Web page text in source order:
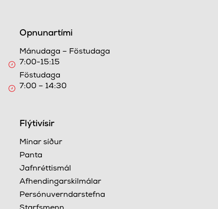
Opnunartími
Mánudaga – Föstudaga
7:00-15:15
Föstudaga
7:00 – 14:30
Flýtivísir
Mínar síður
Panta
Jafnréttismál
Afhendingarskilmálar
Persónuverndarstefna